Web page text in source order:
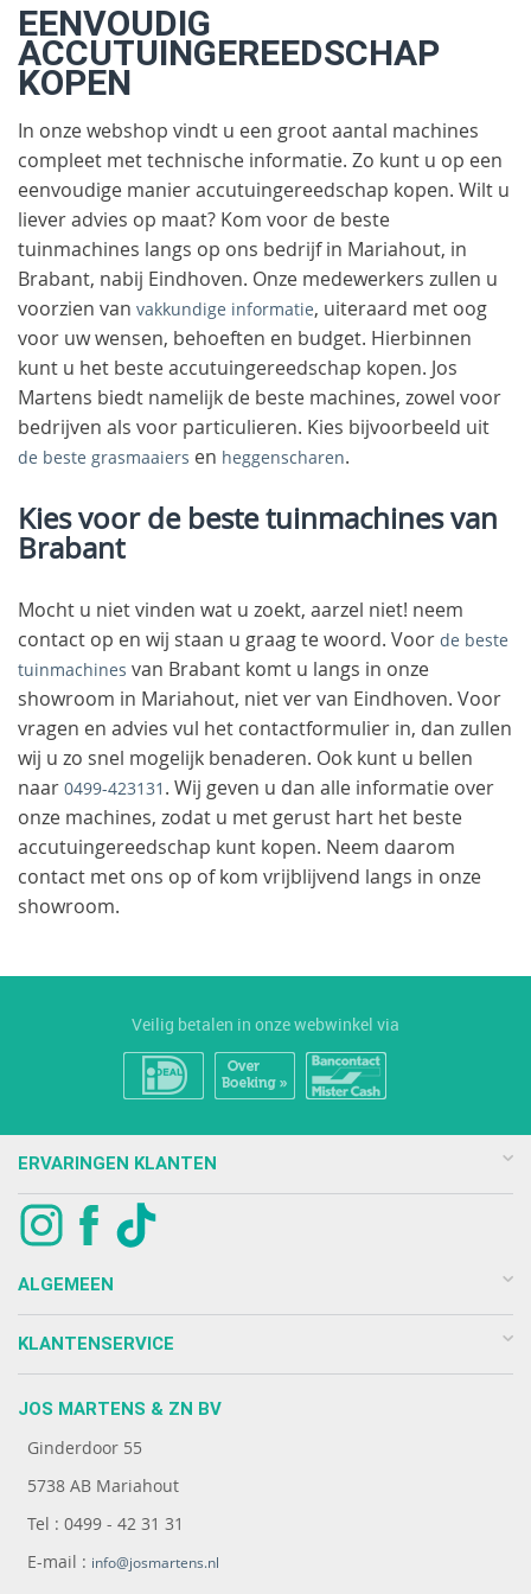
EENVOUDIG
ACCUTUINGEREEDSCHAP
KOPEN
In onze webshop vindt u een groot aantal machines
compleet met technische informatie. Zo kunt u op een
eenvoudige manier accutuingereedschap kopen. Wilt u
liever advies op maat? Kom voor de beste
tuinmachines langs op ons bedrijf in Mariahout, in
Brabant, nabij Eindhoven. Onze medewerkers zullen u
voorzien van vakkundige informatie, uiteraard met oog
voor uw wensen, behoeften en budget. Hierbinnen
kunt u het beste accutuingereedschap kopen. Jos
Martens biedt namelijk de beste machines, zowel voor
bedrijven als voor particulieren. Kies bijvoorbeeld uit
de beste grasmaaiers en heggenscharen.
Kies voor de beste tuinmachines van
Brabant
Mocht u niet vinden wat u zoekt, aarzel niet! neem
contact op en wij staan u graag te woord. Voor de beste
tuinmachines van Brabant komt u langs in onze
showroom in Mariahout, niet ver van Eindhoven. Voor
vragen en advies vul het contactformulier in, dan zullen
wij u zo snel mogelijk benaderen. Ook kunt u bellen
naar 0499-423131 . Wij geven u dan alle informatie over
onze machines, zodat u met gerust hart het beste
accutuingereedschap kunt kopen. Neem daarom
contact met ons op of kom vrijblijvend langs in onze
showroom.
Veilig betalen in onze webwinkel via
ERVARINGEN KLANTEN
ALGEMEEN
KLANTENSERVICE
JOS MARTENS & ZN BV
Ginderdoor 55
5738 AB Mariahout
Tel : 0499 - 42 31 31
E-mail : info@josmartens.nl